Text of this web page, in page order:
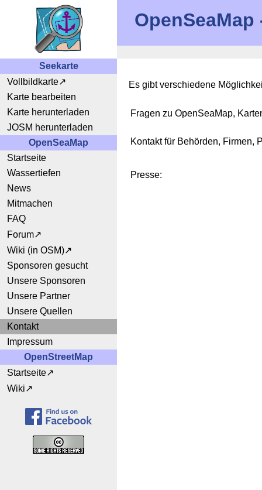
Seekarte
Vollbildkarte
Karte bearbeiten
Karte herunterladen
JOSM herunterladen
OpenSeaMap
Startseite
Wassertiefen
News
Mitmachen
FAQ
Forum
Wiki (in OSM)
Sponsoren gesucht
Unsere Sponsoren
Unsere Partner
Unsere Quellen
Kontakt
Impressum
OpenStreetMap
Startseite
Wiki
Es gibt verschiedene
Fragen zu OpenSeaMap,
Kontakt für Behörden, Firmen,
Presse: